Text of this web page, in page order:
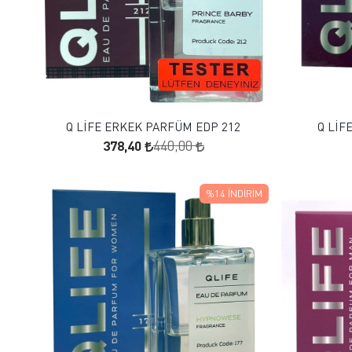
FAVORILERE EKLE
SEPETE EKLE
Q LİFE ERKEK PARFÜM EDP 212
378,40 440,00
Q
%14 İNDIRIM